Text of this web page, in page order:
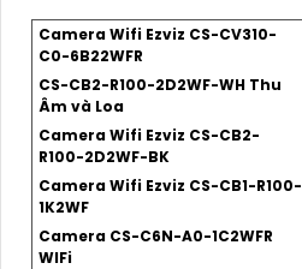
Camera Wifi Ezviz CS-CV310-
C0-6B22WFR
CS-CB2-R100-2D2WF-WH Thu
Âm và Loa
Camera Wifi Ezviz CS-CB2-
R100-2D2WF-BK
Camera Wifi Ezviz CS-CB1-R100-
1K2WF
Camera CS-C6N-A0-1C2WFR
WIFi